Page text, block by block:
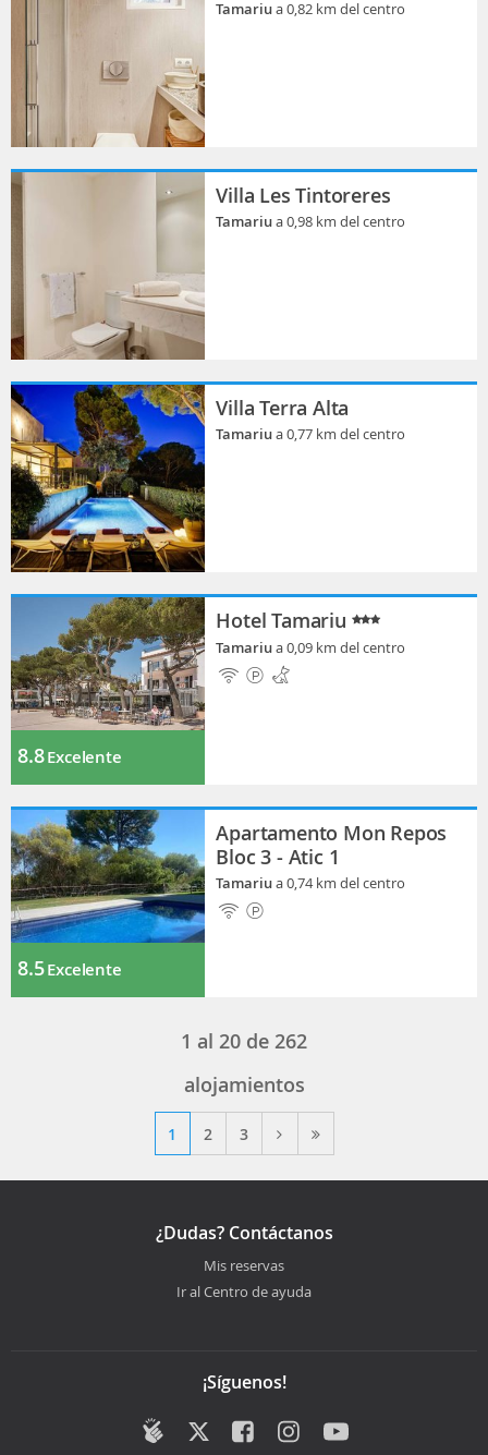
Tamariua 0,82 km del centro
Villa Les Tintoreres
Tamariua 0,98 km del centro
Villa Terra Alta
Tamariua 0,77 km del centro
8.8Excelente
Hotel Tamariu
Tamariua 0,09 km del centro
8.5Excelente
Apartamento Mon Repos
Bloc 3 - Atic 1
Tamariua 0,74 km del centro
1 al 20 de 262
alojamientos
1 2 3
¿Dudas? Contáctanos
Mis reservas
Ir al Centro de ayuda
¡Síguenos!